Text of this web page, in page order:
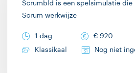
Scrumbld is een spelsimulatie
Scrum werkwijze
1 dag € 920
Klassikaal
Nog niet